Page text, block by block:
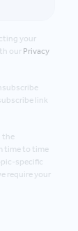
your
our Privacy
link
the
time to time
specific
require your